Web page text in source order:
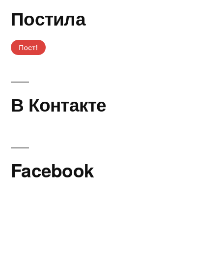
Постила
В Контакте
Facebook